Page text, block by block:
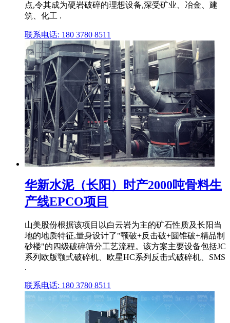
点,令其成为硬岩破碎的理想设备,深受矿业、冶金、建
筑、化工 .
联系电话: 180 3780 8511
华新水泥（长阳）时产2000吨骨料生
产线EPCO项目
山美股份根据该项目以白云岩为主的矿石性质及长阳当
地的地质特征,量身设计了"颚破+反击破+圆锥破+精品制
砂楼"的四级破碎筛分工艺流程。该方案主要设备包括JC
系列欧版颚式破碎机、欧星HC系列反击式破碎机、SMS
.
联系电话: 180 3780 8511